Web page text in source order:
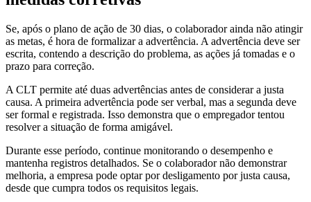
Se, após o plano de ação de 30 dias, o colaborador ainda não atingir
as metas, é hora de formalizar a advertência. A advertência deve ser
escrita, contendo a descrição do problema, as ações já tomadas e o
prazo para correção.
A CLT permite até duas advertências antes de considerar a justa
causa. A primeira advertência pode ser verbal, mas a segunda deve
ser formal e registrada. Isso demonstra que o empregador tentou
resolver a situação de forma amigável.
Durante esse período, continue monitorando o desempenho e
mantenha registros detalhados. Se o colaborador não demonstrar
melhoria, a empresa pode optar por desligamento por justa causa,
desde que cumpra todos os requisitos legais.